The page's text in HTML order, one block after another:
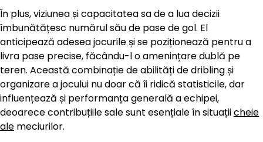
În plus, viziunea și capacitatea sa de a lua decizii
îmbunătățesc numărul său de pase de gol. El
anticipează adesea jocurile și se poziționează pentru a
livra pase precise, făcându-l o amenințare dublă pe
teren. Această combinație de abilități de dribling și
organizare a jocului nu doar că îi ridică statisticile, dar
influențează și performanța generală a echipei,
deoarece contribuțiile sale sunt esențiale în situațiicheie
ale meciurilor.